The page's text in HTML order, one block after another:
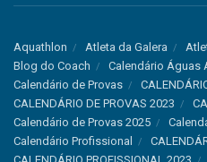
Aquathlon Atleta da Galera
Blog do Coach
Calendário Águas
Calendário de Provas
CALENDÁRIO DE PROVAS 2023
Calendário de Provas 2025
Calendário Profissional